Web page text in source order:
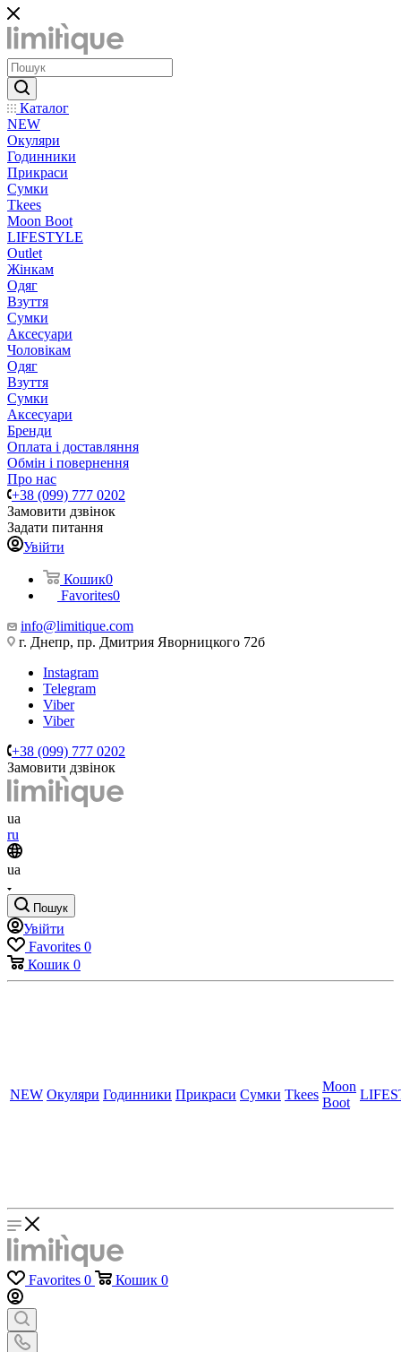
Каталог
NEW
Окуляри
Годинники
Прикраси
Сумки
Tkees
Moon Boot
LIFESTYLE
Outlet
Жінкам
Одяг
Взуття
Сумки
Аксесуари
Чоловікам
Одяг
Взуття
Сумки
Аксесуари
Бренди
Оплата і доставляння
Обмін і повернення
Про нас
+38 (099) 777 0202
Замовити дзвінок
Задати питання
Увійти
Кошик0
Favorites0
info@limitique.com
г. Днепр, пр. Дмитрия Яворницкого 72б
Instagram
Telegram
Viber
Viber
+38 (099) 777 0202
Замовити дзвінок
ua
ru
ua
Пошук
Увійти
Favorites 0
Кошик 0
NEW Окуляри Годинники Прикраси Сумки Tkees
Moon
Boot
Favorites 0 Кошик 0